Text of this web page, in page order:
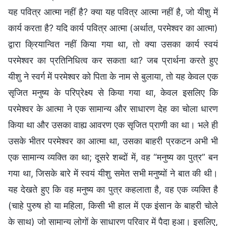
यह पवित्र आत्मा नहीं है? क्या यह पवित्र आत्मा नहीं है, जो यीशु में
कार्य करता है? यदि कार्य पवित्र आत्मा (अर्थात, परमेश्वर का आत्मा)
द्वारा क्रियान्वित नहीं किया गया था, तो क्या उसका कार्य स्वयं
परमेश्वर का प्रतिनिधित्व कर सकता था? जब प्रार्थना करते हुए
यीशु ने स्वर्ग में परमेश्वर को पिता के नाम से बुलाया, तो यह केवल एक
सृजित मनुष्य के परिप्रेक्ष्य से किया गया था, केवल इसलिए कि
परमेश्वर के आत्मा ने एक सामान्य और साधारण देह का चोला धारण
किया था और उसका वाह्य आवरण एक सृजित प्राणी का था। भले ही
उसके भीतर परमेश्वर का आत्मा था, उसका बाहरी प्रकटन अभी भी
एक सामान्य व्यक्ति का था; दूसरे शब्दों में, वह “मनुष्य का पुत्र” बन
गया था, जिसके बारे में स्वयं यीशु समेत सभी मनुष्यों ने बात की थी।
यह देखते हुए कि वह मनुष्य का पुत्र कहलाता है, वह एक व्यक्ति है
(चाहे पुरुष हो या महिला, किसी भी हाल में एक इंसान के बाहरी चोले
के साथ) जो सामान्य लोगों के साधारण परिवार में पैदा हुआ। इसलिए,